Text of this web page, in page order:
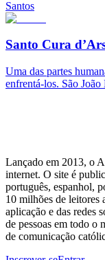
Santos
Santo Cura
Uma das partes
enfrentá-los. São
Lançado em 2013, o
internet. O site é
português, espanhol,
10 milhões de leitores
aplicação e das redes
de pessoas em todo o
de comunicação